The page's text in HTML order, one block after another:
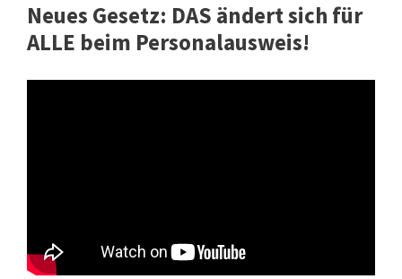
Neues Gesetz: DAS ändert sich für
ALLE beim Personalausweis!